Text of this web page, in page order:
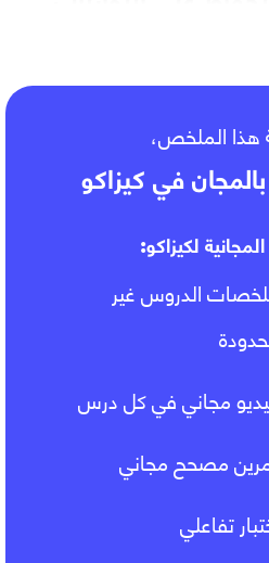
هذا الملخص،
في كيزاكو
لكيزاكو:
الدروس غير
مجاني في كل درس
مصحح مجاني
تفاعلي